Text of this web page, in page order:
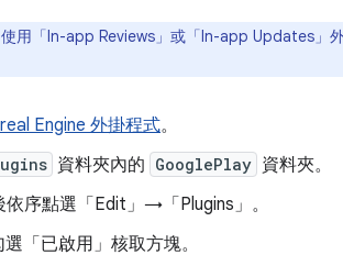
用「In-app Reviews」或「In-app Updates」
Engine 外掛程式。
資料夾內的 GooglePlay 資料夾。
依序點選「Edit」→「Plugins」 。
選「已啟用」 核取方塊。